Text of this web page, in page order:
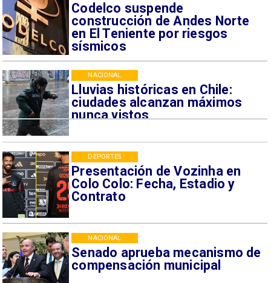
Codelco suspende
construcción de Andes Norte
en El Teniente por riesgos
sísmicos
Lluvias históricas en Chile:
ciudades alcanzan máximos
nunca vistos
NACIONAL
Presentación de Vozinha en
Colo Colo: Fecha, Estadio y
Contrato
DEPORTES
Senado aprueba mecanismo de
compensación municipal
NACIONAL